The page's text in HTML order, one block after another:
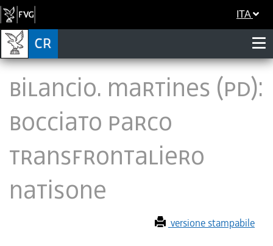
ITA
BILANCIO. MARTINES (PD):
BOCCIATO PARCO
TRANSFRONTALIERO
NATISONE
versione stampabile